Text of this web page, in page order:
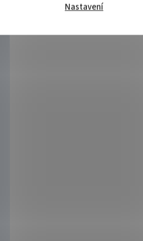
Nastavení